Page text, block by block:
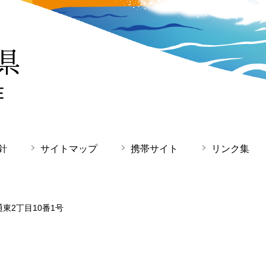
サイトマップ 携帯サイト リンク集
2丁目10番1号